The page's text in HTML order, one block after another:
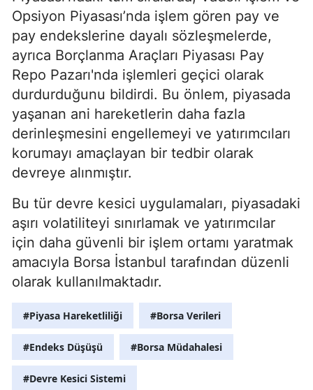
Opsiyon Piyasası’nda işlem gören pay ve
pay endekslerine dayalı sözleşmelerde,
ayrıca Borçlanma Araçları Piyasası Pay
Repo Pazarı'nda işlemleri geçici olarak
durdurduğunu bildirdi. Bu önlem, piyasada
yaşanan ani hareketlerin daha fazla
derinleşmesini engellemeyi ve yatırımcıları
korumayı amaçlayan bir tedbir olarak
devreye alınmıştır.
Bu tür devre kesici uygulamaları, piyasadaki
aşırı volatiliteyi sınırlamak ve yatırımcılar
için daha güvenli bir işlem ortamı yaratmak
amacıyla Borsa İstanbul tarafından düzenli
olarak kullanılmaktadır.
#Piyasa Hareketliliği #Borsa Verileri
#Endeks Düşüşü #Borsa Müdahalesi
#Devre Kesici Sistemi